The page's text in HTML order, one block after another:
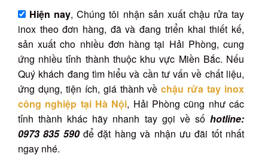
Hiện nay, Chúng tôi nhận sản xuất chậu rửa tay
inox theo đơn hàng, đã và đang triển khai thiết kế,
sản xuất cho nhiều đơn hàng tại Hải Phòng, cung
ứng nhiều tỉnh thành thuộc khu vực Miền Bắc. Nếu
Quý khách đang tìm hiểu và cần tư vấn về chất liệu,
ứng dụng, tiện ích, giá thành vềchậu rửa tay inox
công nghiệp tại Hà Nội, Hải Phòng cũng như các
tỉnh thành khác hãy nhanh tay gọi về số hotline:
0973 835 590để đặt hàng và nhận ưu đãi tốt nhất
ngay nhé.